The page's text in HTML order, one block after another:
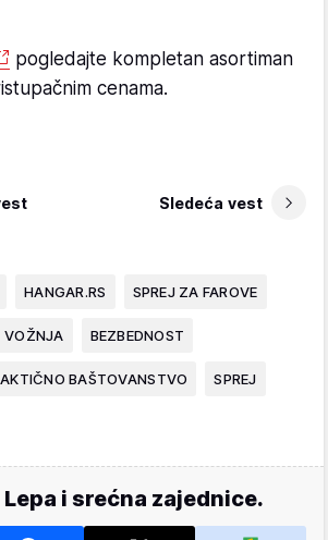
pogledajte kompletan asortiman
cenama.
Sledeća vest
HANGAR.RS SPREJ ZA FAROVE
VOŽNJA BEZBEDNOST
BAŠTOVANSTVO SPREJ
i srećna zajednice.